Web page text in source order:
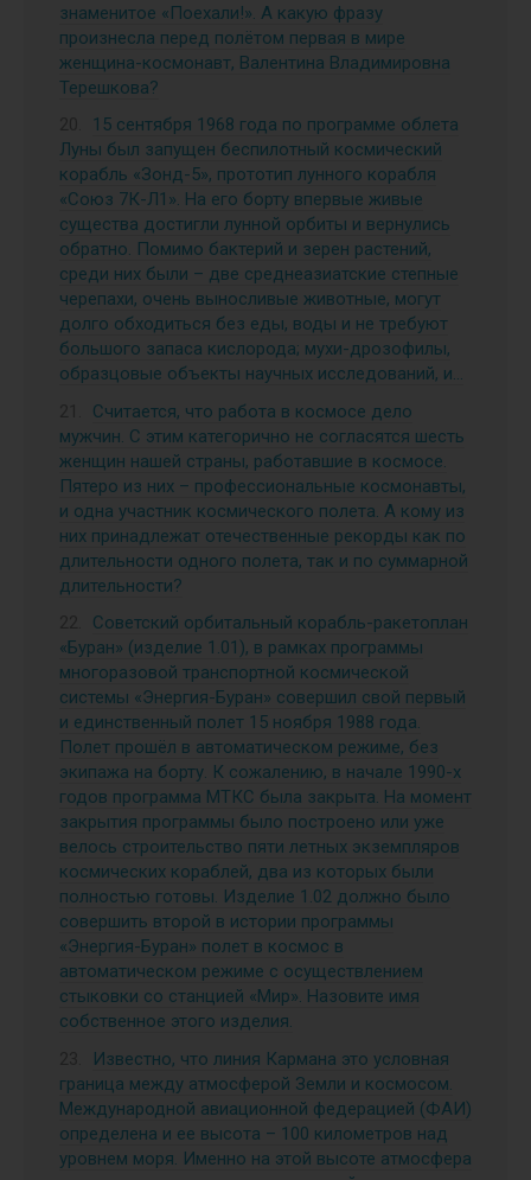
знаменитое «Поехали!». А какую фразу
произнесла перед полётом первая в мире
женщина-космонавт, Валентина Владимировна
Терешкова?
15 сентября 1968 года по программе облета
Луны был запущен беспилотный космический
корабль «Зонд-5», прототип лунного корабля
«Союз 7К-Л1». На его борту впервые живые
существа достигли лунной орбиты и вернулись
обратно. Помимо бактерий и зерен растений,
среди них были – две среднеазиатские степные
черепахи, очень выносливые животные, могут
долго обходиться без еды, воды и не требуют
большого запаса кислорода; мухи-дрозофилы,
образцовые объекты научных исследований, и…
Считается, что работа в космосе дело
мужчин. С этим категорично не согласятся шесть
женщин нашей страны, работавшие в космосе.
Пятеро из них – профессиональные космонавты,
и одна участник космического полета. А кому из
них принадлежат отечественные рекорды как по
длительности одного полета, так и по суммарной
длительности?
Советский орбитальный корабль-ракетоплан
«Буран» (изделие 1.01), в рамках программы
многоразовой транспортной космической
системы «Энергия-Буран» совершил свой первый
и единственный полет 15 ноября 1988 года.
Полет прошёл в автоматическом режиме, без
экипажа на борту. К сожалению, в начале 1990-х
годов программа МТКС была закрыта. На момент
закрытия программы было построено или уже
велось строительство пяти летных экземпляров
космических кораблей, два из которых были
полностью готовы. Изделие 1.02 должно было
совершить второй в истории программы
«Энергия-Буран» полет в космос в
автоматическом режиме с осуществлением
стыковки со станцией «Мир». Назовите имя
собственное этого изделия.
Известно, что линия Кармана это условная
граница между атмосферой Земли и космосом.
Международной авиационной федерацией (ФАИ)
определена и ее высота – 100 километров над
уровнем моря. Именно на этой высоте атмосфера